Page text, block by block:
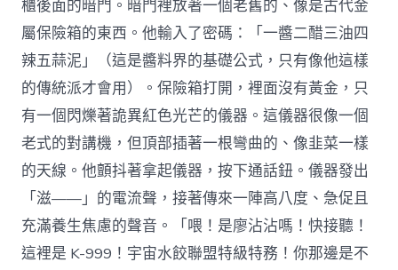
櫃後面的暗門。暗門裡放著一個老舊的、像是古代金
屬保險箱的東西。他輸入了密碼：「一醬二醋三油四
辣五蒜泥」（這是醬料界的基礎公式，只有像他這樣
的傳統派才會用）。保險箱打開，裡面沒有黃金，只
有一個閃爍著詭異紅色光芒的儀器。這儀器很像一個
老式的對講機，但頂部插著一根彎曲的、像韭菜一樣
的天線。他顫抖著拿起儀器，按下通話鈕。儀器發出
「滋——」的電流聲，接著傳來一陣高八度、急促且
充滿養生焦慮的聲音。「喂！是廖沾沾嗎！快接聽！
這裡是 K-999！宇宙水餃聯盟特級特務！你那邊是不